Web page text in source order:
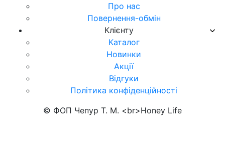
Про нас
Повернення-обмін
Клієнту
Каталог
Новинки
Акції
Відгуки
Політика конфіденційності
© ФОП Чепур Т. М. <br>Honey Life